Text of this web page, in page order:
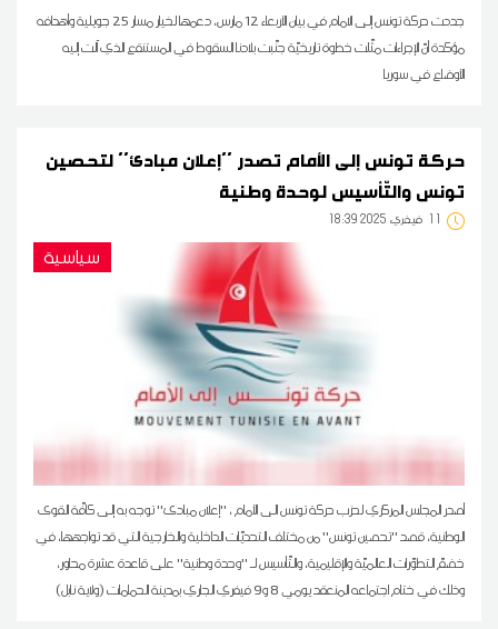
جددت حركة تونس إلى الامام في بيان الأربعاء 12 مارس، دعمها لخيار مسار 25 جويلية وأهدافه
مؤكدة أنّ الإجراءات مثّلت خطوة تاريخيّة جنّبت بلادنا السقوط في المستنقع الذي اَلت إليه
الأوضاع في سوريا
حركة تونس إلى الأمام تصدر ''إعلان مبادئ'' لتحصين
تونس والتّأسيس لوحدة وطنية
11 18:39 2025 فيفري
سياسية
أصدر المجلس المركزي لحزب حركة تونس الى الأمام ، ''إعلان مبادئ'' توجه به إلى كافّة القوى
الوطنية، قصد ''تحصين تونس'' من مختلف التحديّات الداخلية والخارجية التي قد تواجهها، في
خضمّ التطوّرات العالميّة والإقليمية، والتّأسيس لـ ''وحدة وطنية'' على قاعدة عشرة محاور،
وذلك في ختام اجتماعه المنعقد يومي 8 و9 فيفري الجاري بمدينة الحمامات (ولاية نابل)